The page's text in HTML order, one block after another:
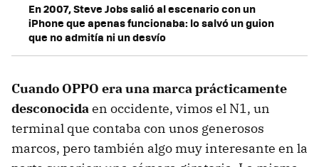
En 2007, Steve Jobs salió al escenario con un
iPhone que apenas funcionaba: lo salvó un guion
que no admitía ni un desvío
Cuando OPPO era una marca prácticamente
desconocidaen occidente, vimos el N1, un
terminal que contaba con unos generosos
marcos, pero también algo muy interesante en la